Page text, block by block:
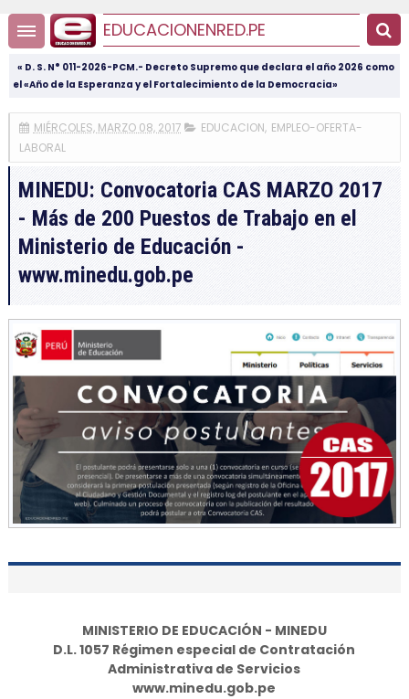
EDUCACIONENRED.PE
« D. S. N° 011-2026-PCM.- Decreto Supremo que declara el año 2026 como
el «Año de la Esperanza y el Fortalecimiento de la Democracia»
MIÉRCOLES, MARZO 08, 2017 EDUCACION, EMPLEO-OFERTA-
LABORAL
MINEDU: Convocatoria CAS MARZO 2017
- Más de 200 Puestos de Trabajo en el
Ministerio de Educación -
www.minedu.gob.pe
MINISTERIO DE EDUCACIÓN - MINEDU
D.L. 1057 Régimen especial de Contratación
Administrativa de Servicios
www.minedu.gob.pe